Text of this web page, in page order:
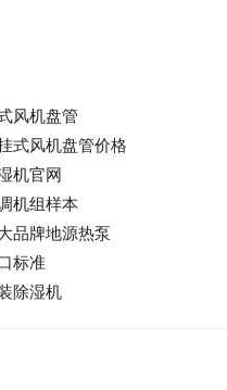
风机盘管
式风机盘管价格
机官网
机组样本
品牌地源热泵
标准
除湿机